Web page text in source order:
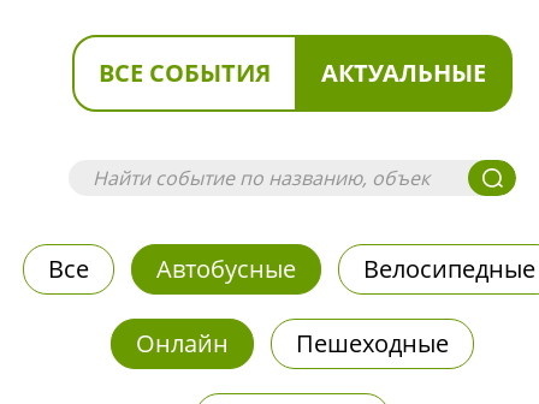
ВСЕ СОБЫТИЯ АКТУАЛЬНЫЕ
Все Автобусные Велосипедные
Онлайн Пешеходные